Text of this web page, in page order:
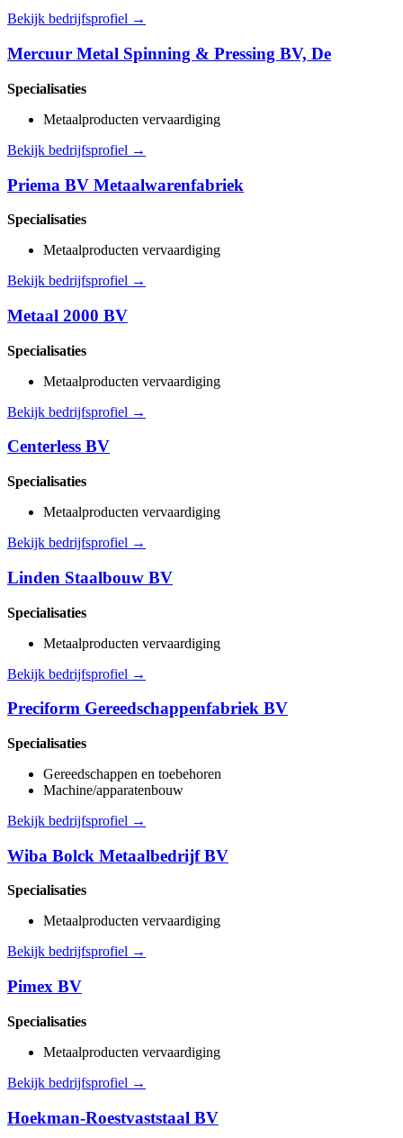
Bekijk bedrijfsprofiel →
Mercuur Metal Spinning & Pressing BV, De
Specialisaties
Metaalproducten vervaardiging
Bekijk bedrijfsprofiel →
Priema BV Metaalwarenfabriek
Specialisaties
Metaalproducten vervaardiging
Bekijk bedrijfsprofiel →
Metaal 2000 BV
Specialisaties
Metaalproducten vervaardiging
Bekijk bedrijfsprofiel →
Centerless BV
Specialisaties
Metaalproducten vervaardiging
Bekijk bedrijfsprofiel →
Linden Staalbouw BV
Specialisaties
Metaalproducten vervaardiging
Bekijk bedrijfsprofiel →
Preciform Gereedschappenfabriek BV
Specialisaties
Gereedschappen en toebehoren
Machine/apparatenbouw
Bekijk bedrijfsprofiel →
Wiba Bolck Metaalbedrijf BV
Specialisaties
Metaalproducten vervaardiging
Bekijk bedrijfsprofiel →
Pimex BV
Specialisaties
Metaalproducten vervaardiging
Bekijk bedrijfsprofiel →
Hoekman-Roestvaststaal BV